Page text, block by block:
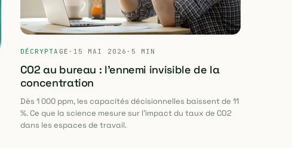
DÉCRYPTAGE · 15 MAI 2026 · 5 MIN
CO2 au bureau : l'ennemi invisible de la
concentration
Dès 1 000 ppm, les capacités décisionnelles baissent de 11
%. Ce que la science mesure sur l'impact du taux de CO2
dans les espaces de travail.